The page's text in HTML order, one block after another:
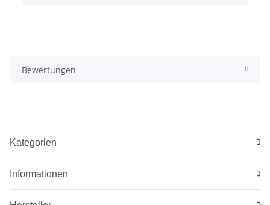
Bewertungen
Kategorien
Informationen